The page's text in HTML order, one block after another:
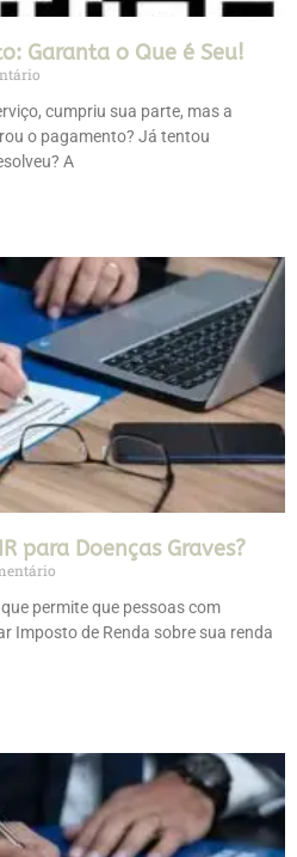
Garanta o Que é Seu!
cumpriu sua parte, mas a
o pagamento? Já tentou
A
para Doenças Graves?
permite que pessoas com
Imposto de Renda sobre sua renda